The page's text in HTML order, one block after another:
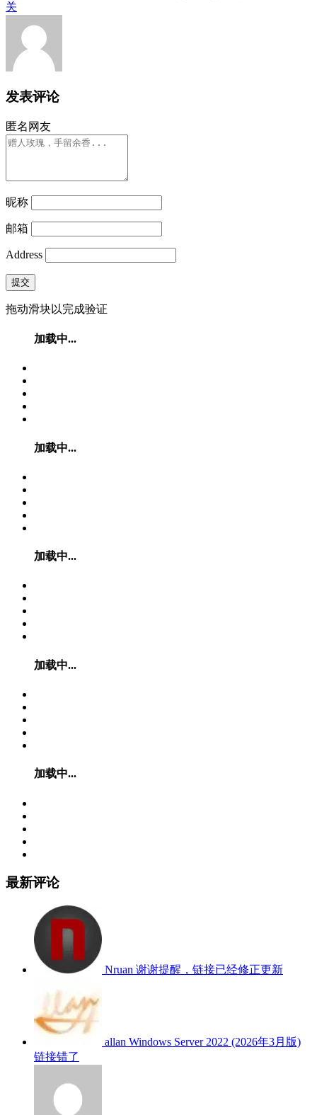
关
发表评论
匿名网友
昵称
邮箱
Address
提交
拖动滑块以完成验证
加载中...
加载中...
加载中...
加载中...
加载中...
最新评论
Nruan 谢谢提醒，链接已经修正更新
allan Windows Server 2022 (2026年3月版)
链接错了